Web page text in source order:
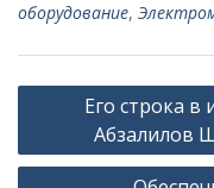
оборудование,
Навигация
записям
Его строка в
Абзалилов